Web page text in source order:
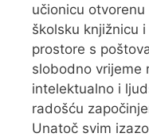
učionicu
školsku knjižnicu
prostore s
slobodno vrijeme
intelektualno i
radošću
Unatoč svim